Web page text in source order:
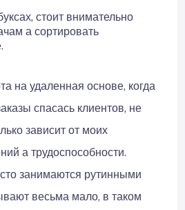
стоит внимательно
а сортировать
на удаленная основе, когда
спасась клиентов, не
зависит от моих
а трудоспособности.
занимаются рутинными
весьма мало, в таком